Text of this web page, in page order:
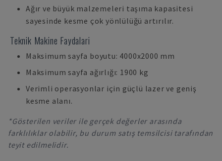
Ağır ve büyük malzemeleri taşıma kapasitesi
sayesinde kesme çok yönlülüğü artırılır.
Teknik Makine Faydalari
Maksimum sayfa boyutu: 4000x2000 mm
Maksimum sayfa ağırlığı: 1900 kg
Verimli operasyonlar için güçlü lazer ve geniş
kesme alanı.
*Gösterilen veriler ile gerçek değerler arasında
farklılıklar olabilir, bu durum satış temsilcisi tarafından
teyit edilmelidir.